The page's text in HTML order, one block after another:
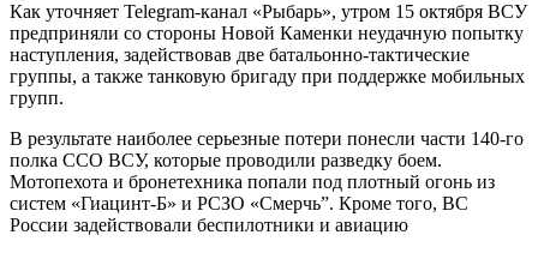
Как уточняет Telegram-канал «Рыбарь», утром 15 октября ВСУ
предприняли со стороны Новой Каменки неудачную попытку
наступления, задействовав две батальонно-тактические
группы, а также танковую бригаду при поддержке мобильных
групп.
В результате наиболее серьезные потери понесли части 140-го
полка ССО ВСУ, которые проводили разведку боем.
Мотопехота и бронетехника попали под плотный огонь из
систем «Гиацинт-Б» и РСЗО «Смерчь”. Кроме того, ВС
России задействовали беспилотники и авиацию